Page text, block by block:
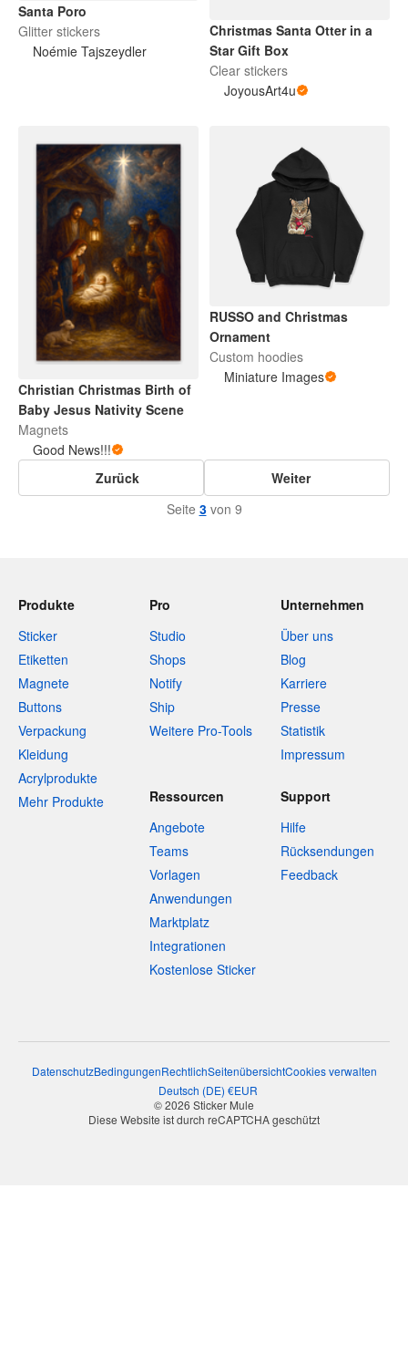
Santa Poro
Glitter stickers
Noémie Tajszeydler
Christmas Santa Otter in a
Star Gift Box
Clear stickers
JoyousArt4u
Christian Christmas Birth of
Baby Jesus Nativity Scene
Magnets
Good News!!!
RUSSO and Christmas
Ornament
Custom hoodies
Miniature Images
Zurück
Weiter
Seite 3von 9
Produkte
Sticker
Etiketten
Magnete
Buttons
Verpackung
Kleidung
Acrylprodukte
Mehr Produkte
Pro
Studio
Shops
Notify
Ship
Weitere Pro-Tools
Unternehmen
Über uns
Blog
Karriere
Presse
Statistik
Impressum
Ressourcen
Angebote
Teams
Vorlagen
Anwendungen
Marktplatz
Integrationen
Kostenlose Sticker
Support
Hilfe
Rücksendungen
Feedback
DatenschutzBedingungenRechtlichSeitenübersichtCookies verwalten
Deutsch (DE) €EUR
© 2026 Sticker Mule
Diese Website ist durch reCAPTCHA geschützt